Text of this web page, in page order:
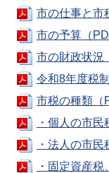
市の仕事と市
市の予算（
市の財政状況
令和8年度税
市税の種類（
・個人の市民
・法人の市民
・固定資産